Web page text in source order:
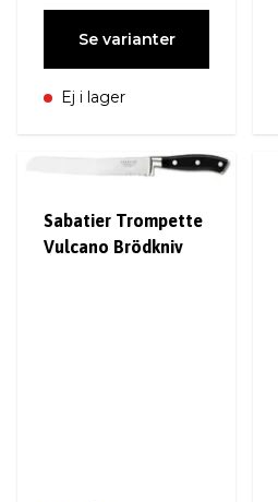
Se varianter
Ej i lager
Sabatier Trompette
Vulcano Brödkniv